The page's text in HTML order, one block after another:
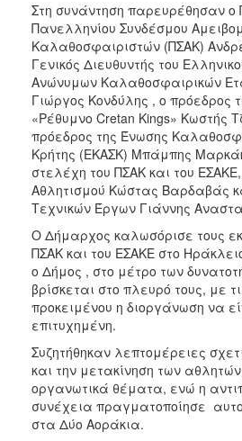
Στη συνάντηση παρευρέθησαν ο
Πανελληνίου Συνδέσμου
Καλαθοσφαιριστών (ΠΣΑΚ)
Γενικός Διευθυντής του
Ανώνυμων Καλαθοσφαιρικών
Γιώργος Κονδύλης , ο πρόεδρος
«Ρέθυμνο Cretan Kings» Κωστής
πρόεδρος της Ένωσης
Κρήτης (ΕΚΑΣΚ) Μπάμπης
στελέχη του ΠΣΑΚ και του
Αθλητισμού Κώστας Βαρδαβάς
Τεχνικών Έργων Γιάννης
Ο Δήμαρχος καλωσόρισε τους
ΠΣΑΚ και του ΕΣΑΚΕ στο
ο Δήμος , στο μέτρο των
βρίσκεται στο πλευρό τους, με
προκειμένου η διοργάνωση να
επιτυχημένη.
Συζητήθηκαν λεπτομέρειες
και την μετακίνηση των
οργανωτικά θέματα, ενώ η
συνέχεια πραγματοποίησε
στα Δύο Αοράκια.